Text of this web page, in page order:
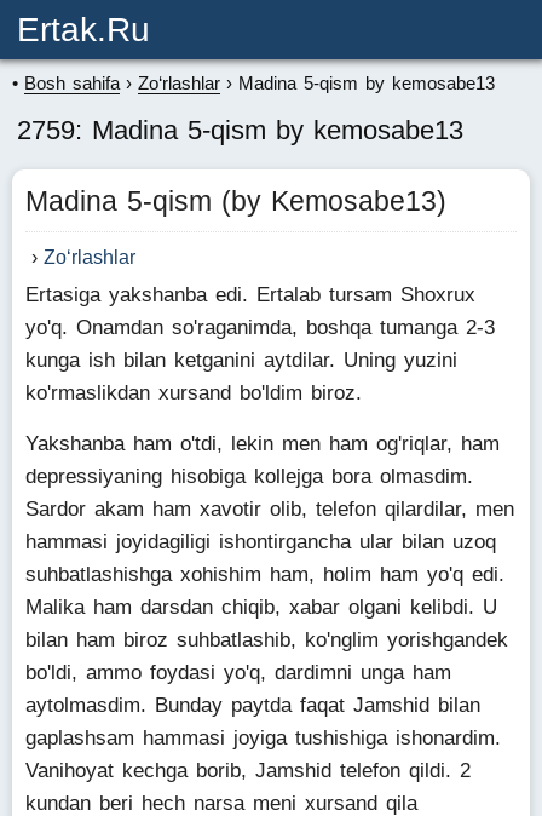
Ertak.ru
Bosh sahifa Zo‘rlashlar Madina 5-qism by kemosabe13
2759: Madina 5-qism by kemosabe13
Madina 5-qism (by Kemosabe13)
Zo‘rlashlar
Ertasiga yakshanba edi. Ertalab tursam Shoxrux
yo'q. Onamdan so'raganimda, boshqa tumanga 2-3
kunga ish bilan ketganini aytdilar. Uning yuzini
ko'rmaslikdan xursand bo'ldim biroz.
Yakshanba ham o'tdi, lekin men ham og'riqlar, ham
depressiyaning hisobiga kollejga bora olmasdim.
Sardor akam ham xavotir olib, telefon qilardilar, men
hammasi joyidagiligi ishontirgancha ular bilan uzoq
suhbatlashishga xohishim ham, holim ham yo'q edi.
Malika ham darsdan chiqib, xabar olgani kelibdi. U
bilan ham biroz suhbatlashib, ko'nglim yorishgandek
bo'ldi, ammo foydasi yo'q, dardimni unga ham
aytolmasdim. Bunday paytda faqat Jamshid bilan
gaplashsam hammasi joyiga tushishiga ishonardim.
Vanihoyat kechga borib, Jamshid telefon qildi. 2
kundan beri hech narsa meni xursand qila